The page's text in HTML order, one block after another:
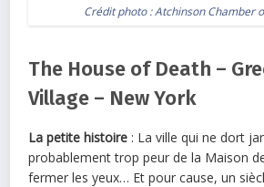
Crédit photo :Atchinson Chamber
The House of Death –
Village – New York
La petite histoire : La ville qui ne dort
probablement trop peur de la Maison
fermer les yeux… Et pour cause, un